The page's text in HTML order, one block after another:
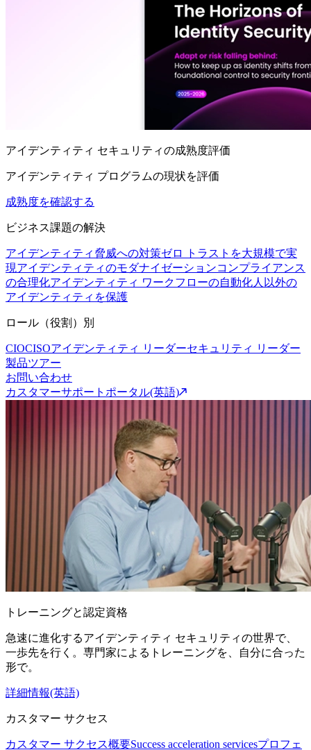
アイデンティティ セキュリティの成熟度評価
アイデンティティ プログラムの現状を評価
成熟度を確認する
ビジネス課題の解決
アイデンティティ脅威への対策ゼロ トラストを大規模で実
現アイデンティティのモダナイゼーションコンプライアンス
の合理化アイデンティティ ワークフローの自動化人以外の
アイデンティティを保護
ロール（役割）別
CIOCISOアイデンティティ リーダーセキュリティ リーダー
製品ツアー
お問い合わせ
カスタマーサポートポータル(英語)
トレーニングと認定資格
急速に進化するアイデンティティ セキュリティの世界で、
一歩先を行く。専門家によるトレーニングを、自分に合った
形で。
詳細情報(英語)
カスタマー サクセス
カスタマー サクセス概要Success acceleration servicesプロフェ